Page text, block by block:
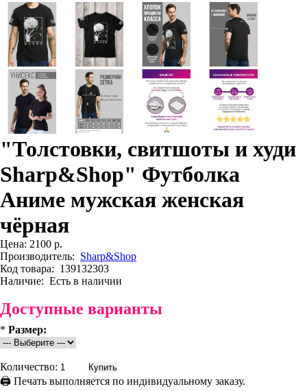
"Толстовки, свитшоты и худи
Sharp&Shop" Футболка
Аниме мужская женская
чёрная
Цена: 2100 р.
Производитель: Sharp&Shop
Код товара: 139132303
Наличие: Есть в наличии
Доступные варианты
* Размер:
Количество:
🖨 Печать выполняется по индивидуальному заказу.